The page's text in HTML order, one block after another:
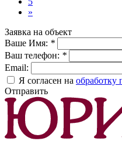
»
Заявка на объект
Ваше Имя: *
Ваш телефон: *
Email:
Я согласен на обработку
Отправить